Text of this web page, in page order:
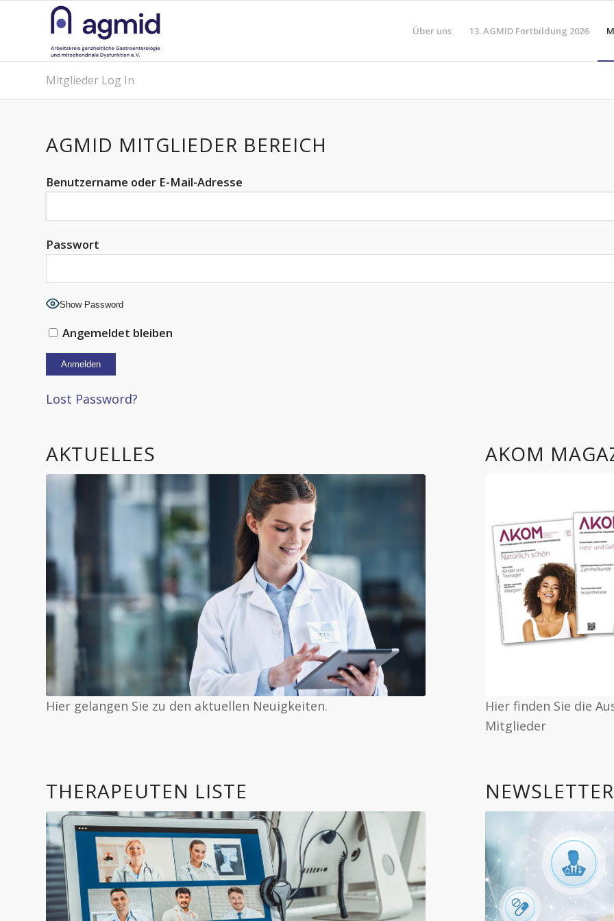
Über uns 13. AGMID Fortbildung 2026
Mitglieder Log In
AGMID MITGLIEDER BEREICH
Benutzername oder E-Mail-Adresse
Passwort
Show Password
Angemeldet bleiben
Alternative:
Lost Password?
AKTUELLES
Hier gelangen Sie zu den aktuellen Neuigkeiten.
AKOM
Hier finden Sie die
Mitglieder
THERAPEUTEN LISTE NEWSLETTER